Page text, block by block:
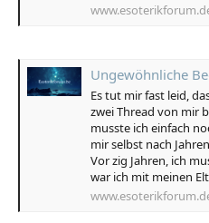
Ungewöhnliche
Es tut mir fast leid,
zwei Thread von mir
musste ich einfach
mir selbst nach
Vor zig Jahren, ich
war ich mit meinen